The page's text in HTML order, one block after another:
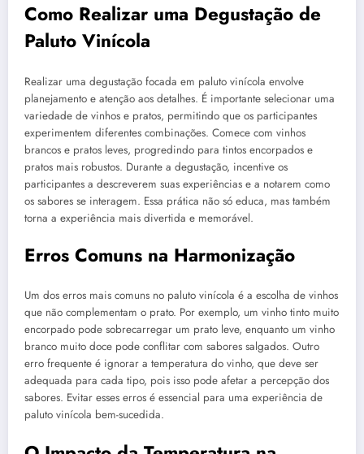
Como Realizar uma Degustação de
Paluto Vinícola
Realizar uma degustação focada em paluto vinícola envolve
planejamento e atenção aos detalhes. É importante selecionar uma
variedade de vinhos e pratos, permitindo que os participantes
experimentem diferentes combinações. Comece com vinhos
brancos e pratos leves, progredindo para tintos encorpados e
pratos mais robustos. Durante a degustação, incentive os
participantes a descreverem suas experiências e a notarem como
os sabores se interagem. Essa prática não só educa, mas também
torna a experiência mais divertida e memorável.
Erros Comuns na Harmonização
Um dos erros mais comuns no paluto vinícola é a escolha de vinhos
que não complementam o prato. Por exemplo, um vinho tinto muito
encorpado pode sobrecarregar um prato leve, enquanto um vinho
branco muito doce pode conflitar com sabores salgados. Outro
erro frequente é ignorar a temperatura do vinho, que deve ser
adequada para cada tipo, pois isso pode afetar a percepção dos
sabores. Evitar esses erros é essencial para uma experiência de
paluto vinícola bem-sucedida.